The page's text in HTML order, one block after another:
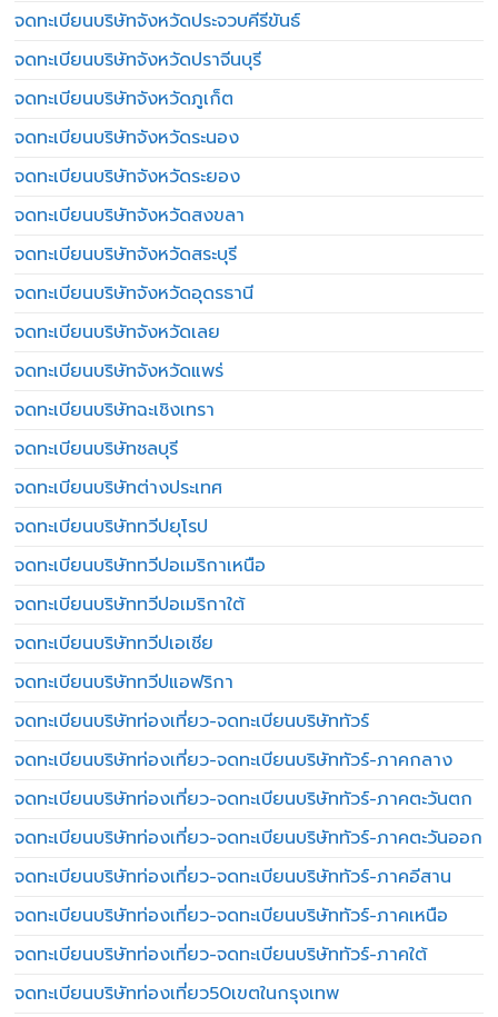
จดทะเบียนบริษัทจังหวัดประจวบคีรีขันธ์
จดทะเบียนบริษัทจังหวัดปราจีนบุรี
จดทะเบียนบริษัทจังหวัดภูเก็ต
จดทะเบียนบริษัทจังหวัดระนอง
จดทะเบียนบริษัทจังหวัดระยอง
จดทะเบียนบริษัทจังหวัดสงขลา
จดทะเบียนบริษัทจังหวัดสระบุรี
จดทะเบียนบริษัทจังหวัดอุดรธานี
จดทะเบียนบริษัทจังหวัดเลย
จดทะเบียนบริษัทจังหวัดแพร่
จดทะเบียนบริษัทฉะเชิงเทรา
จดทะเบียนบริษัทชลบุรี
จดทะเบียนบริษัทต่างประเทศ
จดทะเบียนบริษัททวีปยุโรป
จดทะเบียนบริษัททวีปอเมริกาเหนือ
จดทะเบียนบริษัททวีปอเมริกาใต้
จดทะเบียนบริษัททวีปเอเชีย
จดทะเบียนบริษัททวีปแอฟริกา
จดทะเบียนบริษัทท่องเที่ยว-จดทะเบียนบริษัททัวร์
จดทะเบียนบริษัทท่องเที่ยว-จดทะเบียนบริษัททัวร์-ภาคกลาง
จดทะเบียนบริษัทท่องเที่ยว-จดทะเบียนบริษัททัวร์-ภาคตะวันตก
จดทะเบียนบริษัทท่องเที่ยว-จดทะเบียนบริษัททัวร์-ภาคตะวันออก
จดทะเบียนบริษัทท่องเที่ยว-จดทะเบียนบริษัททัวร์-ภาคอีสาน
จดทะเบียนบริษัทท่องเที่ยว-จดทะเบียนบริษัททัวร์-ภาคเหนือ
จดทะเบียนบริษัทท่องเที่ยว-จดทะเบียนบริษัททัวร์-ภาคใต้
จดทะเบียนบริษัทท่องเที่ยว50เขตในกรุงเทพ